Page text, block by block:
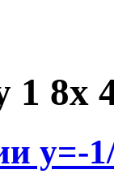
1 8x
y=-